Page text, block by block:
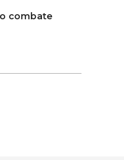
combate